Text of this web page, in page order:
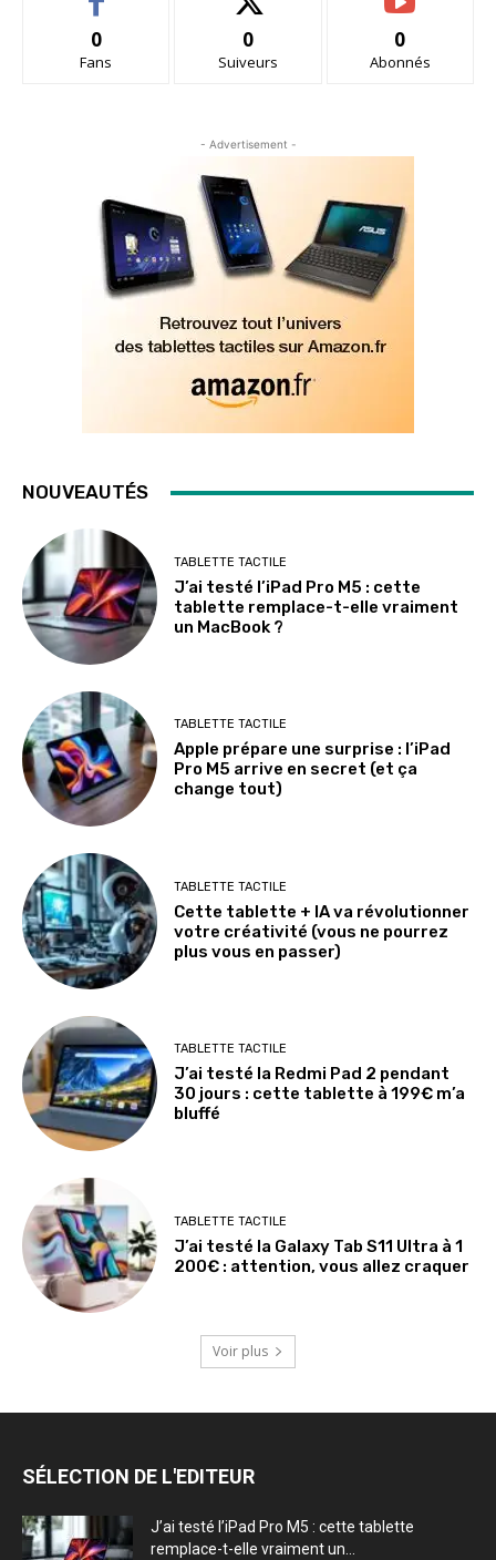
0
Fans
0
Suiveurs
0
Abonnés
- Advertisement -
NOUVEAUTÉS
TABLETTE TACTILE
J’ai testé l’iPad Pro M5 : cette
tablette remplace-t-elle vraiment
un MacBook ?
TABLETTE TACTILE
Apple prépare une surprise : l’iPad
Pro M5 arrive en secret (et ça
change tout)
TABLETTE TACTILE
Cette tablette + IA va révolutionner
votre créativité (vous ne pourrez
plus vous en passer)
TABLETTE TACTILE
J’ai testé la Redmi Pad 2 pendant
30 jours : cette tablette à 199€ m’a
bluffé
TABLETTE TACTILE
J’ai testé la Galaxy Tab S11 Ultra à 1
200€ : attention, vous allez craquer
Voir plus
SÉLECTION DE L'EDITEUR
J’ai testé l’iPad Pro M5 : cette tablette
remplace-t-elle vraiment un...